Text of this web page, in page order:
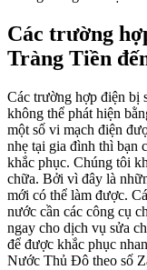
Các trường
Tràng Tiền
Các trường hợp điện bị
không thể phát hiện
một số vi mạch điện
nhẹ tại gia đình thì bạn
khắc phục. Chúng tôi
chữa. Bởi vì đây là
mới có thể làm được.
nước cần các công cụ
ngay cho dịch vụ sửa
để được khắc phục
Nước Thủ Đô theo số